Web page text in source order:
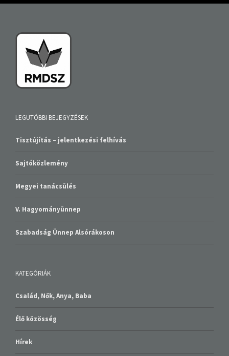
LEGUTÓBBI BEJEGYZÉSEK
Tisztújítás – jelentkezési felhívás
Sajtóközlemény
Megyei tanácsülés
V. Hagyományünnep
Szabadság Ünnep Alsórákoson
KATEGÓRIÁK
Család, Nők, Anya, Baba
Élő közösség
Hírek